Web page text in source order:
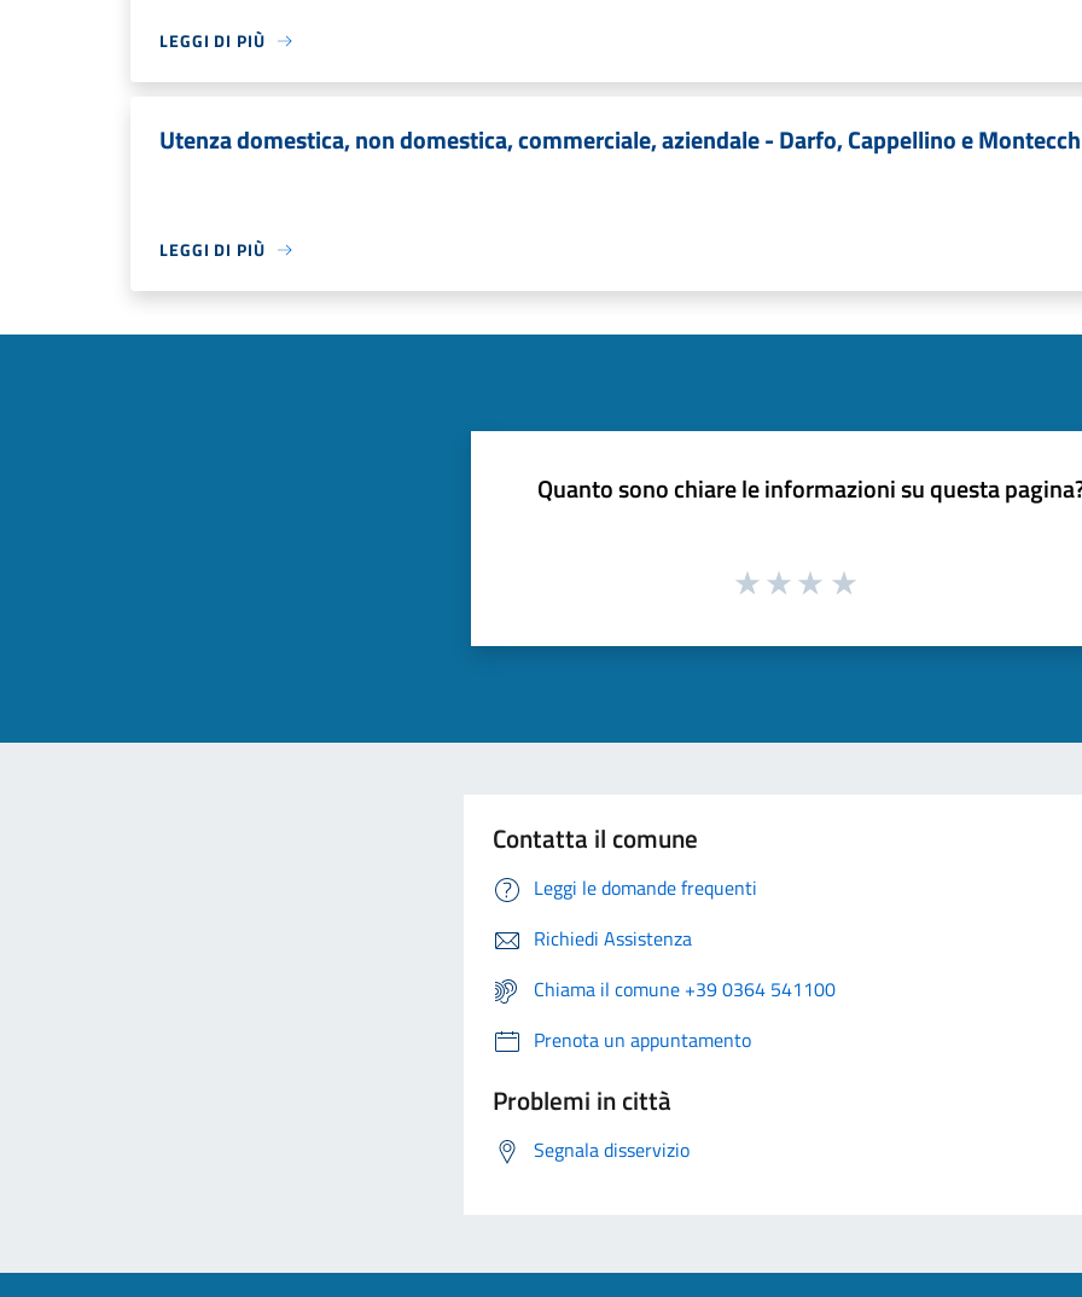
LEGGI DI PIÙ
Utenza domestica, non domestica, commerciale, aziendale - Darfo, Cappellino e
LEGGI DI PIÙ
Quanto sono chiare le informazioni su questa
Contatta il comune
Leggi le domande frequenti
Richiedi Assistenza
Chiama il comune +39 0364 541100
Prenota un appuntamento
Problemi in città
Segnala disservizio